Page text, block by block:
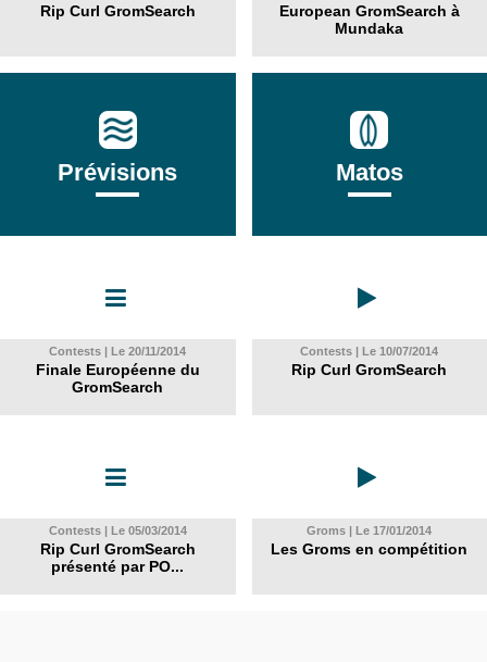
Rip Curl GromSearch
European GromSearch à
Mundaka
Prévisions Matos
Contests | Le 20/11/2014
Finale Européenne du
GromSearch
Contests | Le 10/07/2014
Rip Curl GromSearch
Contests | Le 05/03/2014
Rip Curl GromSearch
présenté par PO...
Groms | Le 17/01/2014
Les Groms en compétition